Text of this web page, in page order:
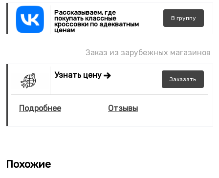
Рассказываем, где
покупать классные
кроссовки по адекватным
ценам
В группу
Заказ из зарубежных магазинов
Узнать цену Заказать
Подробнее Отзывы
Похожие